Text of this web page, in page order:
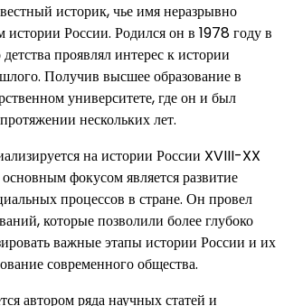
историк, чье имя неразрывно
истории России. Родился он в 1978 году в
проявлял интерес к истории
Получив высшее образование в
университете, где он и был
нескольких лет.
на истории России XVIII-XX
фокусом является развитие
процессов в стране. Он провел
которые позволили более глубоко
важные этапы истории России и их
современного общества.
автором ряда научных статей и